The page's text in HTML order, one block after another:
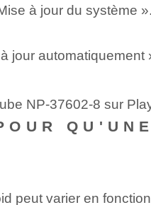
à jour du système ».
jour automatiquement
NP-37602-8 sur
peut varier en